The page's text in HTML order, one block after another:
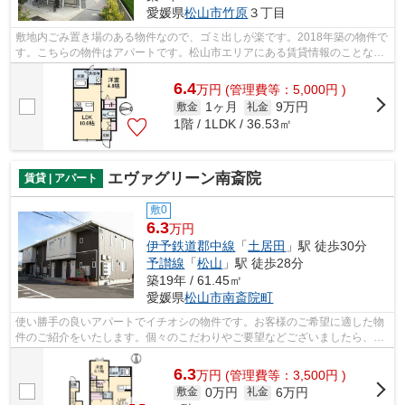
愛媛県松山市竹原３丁目
敷地内ごみ置き場のある物件なので、ゴミ出しが楽です。2018年築の物件で
す。こちらの物件はアパートです。松山市エリアにある賃貸情報のことな
ら、地域に密着した当社へお任せ下さい...
6.4万円 (管理費等：5,000円 )
敷金 1ヶ月 礼金 9万円
1階 / 1LDK / 36.53㎡
賃貸 | アパート エヴァグリーン南斎院
敷0
6.3万円
伊予鉄道郡中線 「土居田 」駅 徒歩30分
予讃線 「松山 」駅 徒歩28分
築19年 / 61.45㎡
愛媛県松山市南斎院町
使い勝手の良いアパートでイチオシの物件です。お客様のご希望に適した物
件のご紹介をいたします。個々のこだわりやご要望などございましたら、お
気軽に当社へご連絡下さい。お待ちし...
6.3万円 (管理費等：3,500円 )
敷金 0万円 礼金 6万円